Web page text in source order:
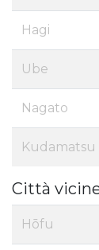
Hagi
Ube
Nagato
Kudamatsu
Città
Hōfu